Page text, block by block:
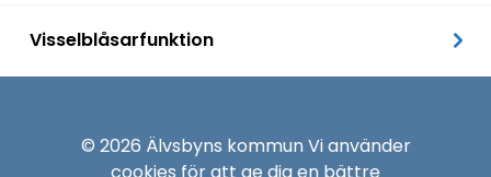
Visselblåsarfunktion
© 2026 Älvsbyns kommun Vi använder
cookies för att ge dig en bättre